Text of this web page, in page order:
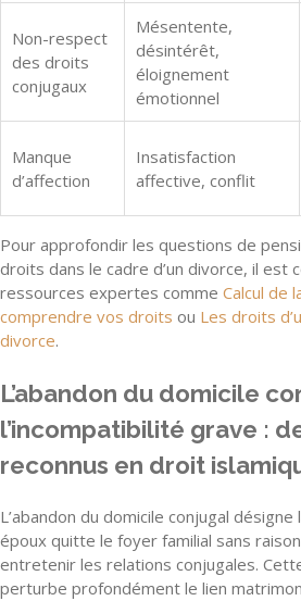
Non-respect
des droits
conjugaux
Mésentente,
désintérêt,
éloignement
émotionnel
Manque
d’affection
Insatisfaction
affective, conflit
Pour approfondir les questions de
droits dans le cadre d’un divorce, il est
ressources expertes comme Calcul de
comprendre vos droits ou Les droits
divorce.
L’abandon du domicile
l’incompatibilité grave :
reconnus en droit
L’abandon du domicile conjugal désigne
époux quitte le foyer familial sans
entretenir les relations conjugales.
perturbe profondément le lien